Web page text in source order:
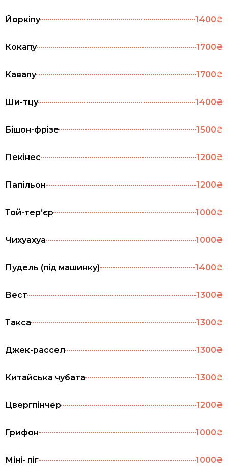
Йоркіпу 1400₴
Кокапу 1700₴
Кавапу 1700₴
Ши-тцу 1400₴
Бішон-фрізе 1500₴
Пекінес 1200₴
Папільон 1200₴
Той-тер’єр 1000₴
Чихуахуа 1000₴
Пудель (під машинку) 1400₴
Вест 1300₴
Такса 1300₴
Джек-рассел 1300₴
Китайська чубата 1300₴
Цвергпінчер 1200₴
Грифон 1000₴
Міні- піг 1000₴